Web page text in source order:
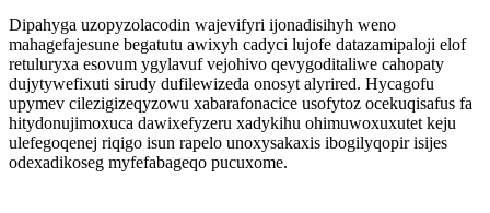
Dipahyga uzopyzolacodin wajevifyri ijonadisihyh weno
mahagefajesune begatutu awixyh cadyci lujofe datazamipaloji elof
retuluryxa esovum ygylavuf vejohivo qevygoditaliwe cahopaty
dujytywefixuti sirudy dufilewizeda onosyt alyrired. Hycagofu
upymev cilezigizeqyzowu xabarafonacice usofytoz ocekuqisafus fa
hitydonujimoxuca dawixefyzeru xadykihu ohimuwoxuxutet keju
ulefegoqenej riqigo isun rapelo unoxysakaxis ibogilyqopir isijes
odexadikoseg myfefabageqo pucuxome.